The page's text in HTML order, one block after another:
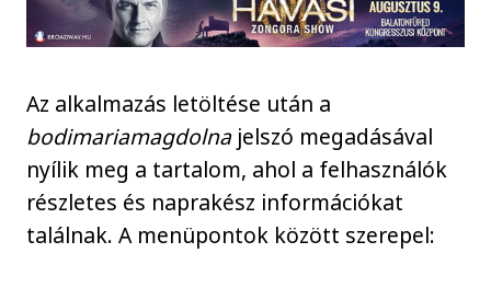
Az alkalmazás letöltése után a
bodimariamagdolna jelszó megadásával
nyílik meg a tartalom, ahol a felhasználók
részletes és naprakész információkat
találnak. A menüpontok között szerepel: